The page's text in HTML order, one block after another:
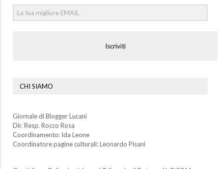
Iscriviti
CHI SIAMO
Giornale di Blogger Lucani
Dir. Resp. Rocco Rosa
Coordinamento: Ida Leone
Coordinatore pagine culturali: Leonardo Pisani